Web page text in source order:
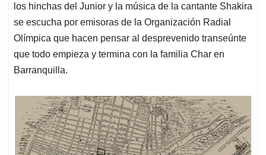
los hinchas del Junior y la música de la cantante Shakira
se escucha por emisoras de la Organización Radial
Olímpica que hacen pensar al desprevenido transeúnte
que todo empieza y termina con la familia Char en
Barranquilla.